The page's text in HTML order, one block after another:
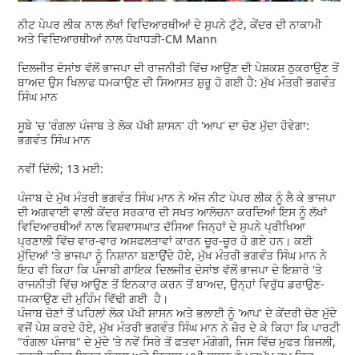
ਨੀਟ ਪੇਪਰ ਲੀਕ ਨਾਲ ਲੱਖਾਂ ਵਿਦਿਆਰਥੀਆਂ ਦੇ ਸੁਪਨੇ ਟੁੱਟੇ, ਕੇਂਦਰ ਦੀ ਨਾਕਾਮੀ
ਅਤੇ ਵਿਦਿਆਰਥੀਆਂ ਨਾਲ ਧੋਖਾਧੜੀ-CM Mann
ਦਿਲਜੀਤ ਦੋਸਾਂਝ ਵੱਲੋਂ ਭਾਜਪਾ ਦੀ ਰਾਜਨੀਤੀ ਵਿੱਚ ਆਉਣ ਦੀ ਪੇਸ਼ਕਸ਼ ਠੁਕਰਾਉਣ ਤੋਂ
ਬਾਅਦ ਉਸ ਖਿਲਾਫ ਧਮਕਾਉਣ ਦੀ ਸਿਆਸਤ ਸ਼ੁਰੂ ਹੋ ਗਈ ਹੈ: ਮੁੱਖ ਮੰਤਰੀ ਭਗਵੰਤ
ਸਿੰਘ ਮਾਨ
ਸੂਬੇ 'ਚ 'ਰੰਗਲਾ ਪੰਜਾਬ ਤੇ ਲੋਕ ਪੱਖੀ ਸ਼ਾਸਨ' ਹੀ 'ਆਪ' ਦਾ ਚੋਣ ਮੁੱਦਾ ਹੋਵੇਗਾ:
ਭਗਵੰਤ ਸਿੰਘ ਮਾਨ
ਨਵੀਂ ਦਿੱਲੀ; 13 ਮਈ:
ਪੰਜਾਬ ਦੇ ਮੁੱਖ ਮੰਤਰੀ ਭਗਵੰਤ ਸਿੰਘ ਮਾਨ ਨੇ ਅੱਜ ਨੀਟ ਪੇਪਰ ਲੀਕ ਨੂੰ ਲੈ ਕੇ ਭਾਜਪਾ
ਦੀ ਅਗਵਾਈ ਵਾਲੀ ਕੇਂਦਰ ਸਰਕਾਰ ਦੀ ਸਖਤ ਆਲੋਚਨਾ ਕਰਦਿਆਂ ਇਸ ਨੂੰ ਲੱਖਾਂ
ਵਿਦਿਆਰਥੀਆਂ ਨਾਲ ਵਿਸ਼ਵਾਸਘਾਤ ਦੱਸਿਆ ਜਿਨ੍ਹਾਂ ਦੇ ਸੁਪਨੇ ਪ੍ਰੀਖਿਆ
ਪ੍ਰਣਾਲੀ ਵਿੱਚ ਵਾਰ-ਵਾਰ ਅਸਫਲਤਾਵਾਂ ਕਾਰਨ ਚੂਰ-ਚੂਰ ਹੋ ਗਏ ਹਨ। ਕਈ
ਮੁੱਦਿਆਂ 'ਤੇ ਭਾਜਪਾ ਨੂੰ ਨਿਸ਼ਾਨਾ ਬਣਾਉਂਦੇ ਹੋਏ, ਮੁੱਖ ਮੰਤਰੀ ਭਗਵੰਤ ਸਿੰਘ ਮਾਨ ਨੇ
ਇਹ ਵੀ ਕਿਹਾ ਕਿ ਪੰਜਾਬੀ ਗਾਇਕ ਦਿਲਜੀਤ ਦੋਸਾਂਝ ਵੱਲੋਂ ਭਾਜਪਾ ਦੇ ਇਸ਼ਾਰੇ 'ਤੇ
ਰਾਜਨੀਤੀ ਵਿੱਚ ਆਉਣ ਤੋਂ ਇਨਕਾਰ ਕਰਨ ਤੋਂ ਬਾਅਦ, ਉਨ੍ਹਾਂ ਵਿਰੁੱਧ ਡਰਾਉਣ-
ਧਮਕਾਉਣ ਦੀ ਮੁਹਿੰਮ ਵਿੱਢੀ ਗਈ ਹੈ।
ਪੰਜਾਬ ਚੋਣਾਂ ਤੋਂ ਪਹਿਲਾਂ ਲੋਕ ਪੱਖੀ ਸ਼ਾਸਨ ਅਤੇ ਭਲਾਈ ਨੂੰ 'ਆਪ' ਦੇ ਕੇਂਦਰੀ ਚੋਣ ਮੁੱਦੇ
ਵਜੋਂ ਪੇਸ਼ ਕਰਦੇ ਹੋਏ, ਮੁੱਖ ਮੰਤਰੀ ਭਗਵੰਤ ਸਿੰਘ ਮਾਨ ਨੇ ਜ਼ੋਰ ਦੇ ਕੇ ਕਿਹਾ ਕਿ ਪਾਰਟੀ
"ਰੰਗਲਾ ਪੰਜਾਬ" ਦੇ ਮੁੱਦੇ 'ਤੇ ਨਵੇਂ ਸਿਰੇ ਤੋਂ ਫਤਵਾ ਮੰਗੇਗੀ, ਜਿਸ ਵਿੱਚ ਮੁਫਤ ਬਿਜਲੀ,